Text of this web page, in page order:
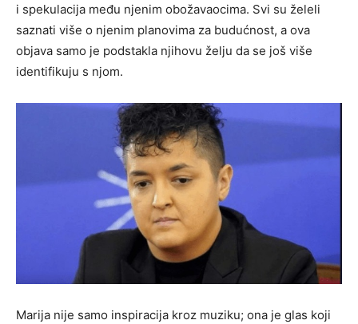
i spekulacija među njenim obožavaocima. Svi su želeli
saznati više o njenim planovima za budućnost, a ova
objava samo je podstakla njihovu želju da se još više
identifikuju s njom.
Marija nije samo inspiracija kroz muziku; ona je glas koji